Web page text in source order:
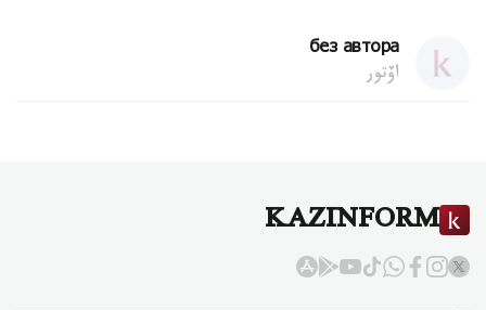
без автора
اۆتور
KAZINFORM